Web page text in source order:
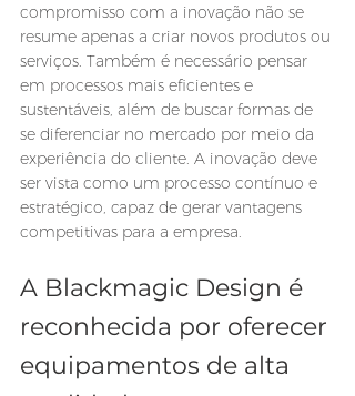
compromisso com a inovação não se
resume apenas a criar novos produtos ou
serviços. Também é necessário pensar
em processos mais eficientes e
sustentáveis, além de buscar formas de
se diferenciar no mercado por meio da
experiência do cliente. A inovação deve
ser vista como um processo contínuo e
estratégico, capaz de gerar vantagens
competitivas para a empresa.
A Blackmagic Design é
reconhecida por oferecer
equipamentos de alta